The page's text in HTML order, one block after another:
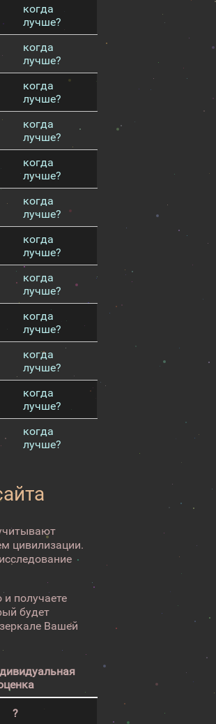
когда
лучше?
когда
лучше?
когда
лучше?
когда
лучше?
когда
лучше?
когда
лучше?
когда
лучше?
когда
лучше?
когда
лучше?
когда
лучше?
когда
лучше?
когда
лучше?
цивилизации.
получаете
будет
Вашей
?